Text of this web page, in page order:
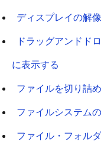
ディスプレイの解
ドラッグアンドド
に表示する
ファイルを切り詰
ファイルシステム
ファイル・フォル